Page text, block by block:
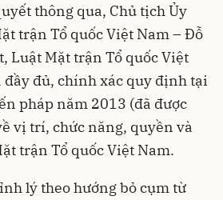
thông qua, Chủ tịch Ủy
trận Tổ quốc Việt Nam – Đỗ
Luật Mặt trận Tổ quốc Việt
đầy đủ, chính xác quy định tại
pháp năm 2013 (đã được
vị trí, chức năng, quyền và
trận Tổ quốc Việt Nam.
lý theo hướng bỏ cụm từ